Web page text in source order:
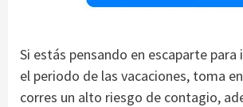
Si estás pensando en escaparte
el periodo de las vacaciones, toma
corres un alto riesgo de contagio,